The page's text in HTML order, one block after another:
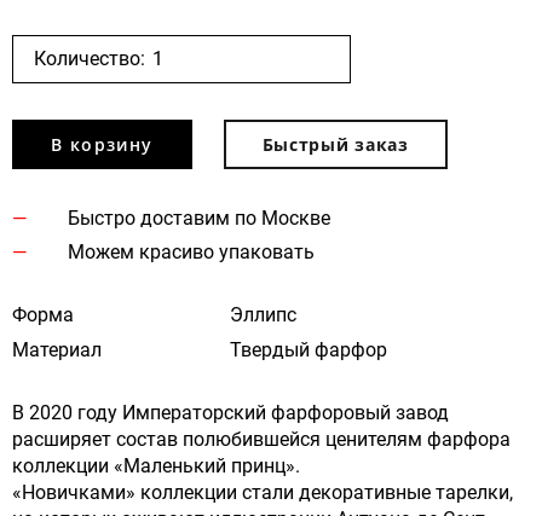
Количество:
В корзину Быстрый заказ
Быстро доставим по Москве
Можем красиво упаковать
Форма
Эллипс
Материал
Твердый фарфор
В 2020 году Императорский фарфоровый завод
расширяет состав полюбившейся ценителям фарфора
коллекции «Маленький принц».
«Новичками» коллекции стали декоративные тарелки,